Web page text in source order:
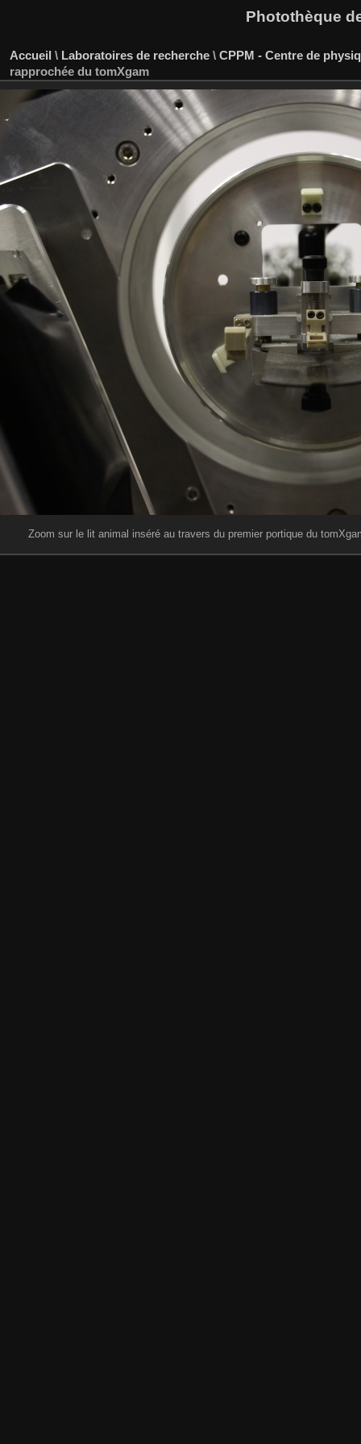
Photothèque
Accueil \ Laboratoires de recherche \ CPPM - Centre de
rapprochée du tomXgam
Zoom sur le lit animal inséré au travers du premier portique du